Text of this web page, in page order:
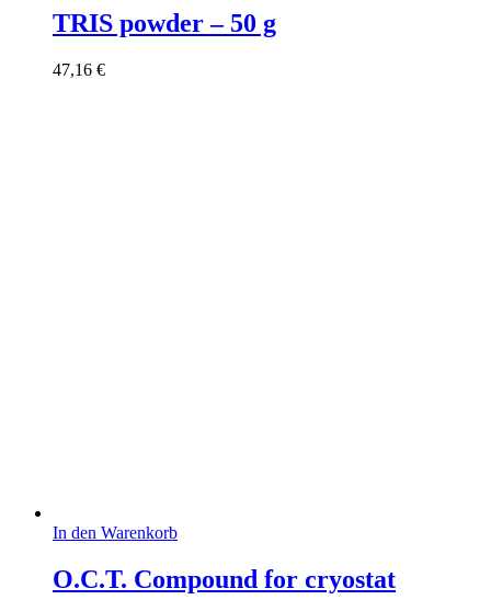
TRIS powder – 50 g
47,16 €
In den Warenkorb
O.C.T. Compound for cryostat